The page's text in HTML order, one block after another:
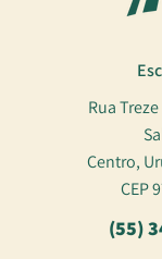
Rua
Centro,
CEP
(55)